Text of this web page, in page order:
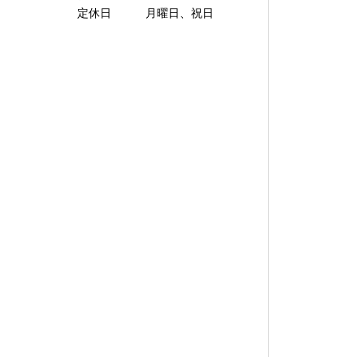
定休日 月曜日、祝日